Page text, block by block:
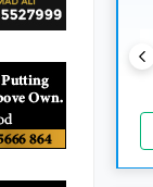
دکانات
-2.8 مرلہ